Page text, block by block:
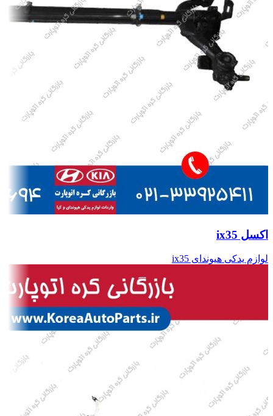
اکسل ix35
لوازم یدکی هیوندای ix35